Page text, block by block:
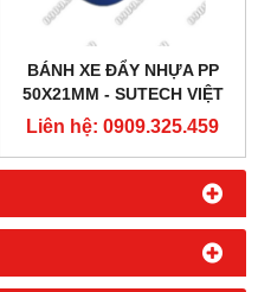
BÁNH XE ĐẨY NHỰA PP
50X21MM - SUTECH VIỆT
NAM
Liên hệ: 0909.325.459